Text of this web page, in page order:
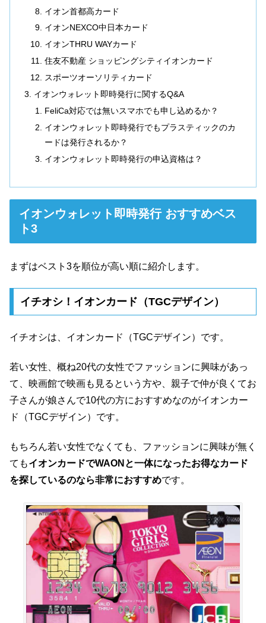
イオン首都高カード
イオンNEXCO中日本カード
イオンTHRU WAYカード
住友不動産 ショッピングシティイオンカード
スポーツオーソリティカード
イオンウォレット即時発行に関するQ&A
FeliCa対応では無いスマホでも申し込めるか？
イオンウォレット即時発行でもプラスティックのカ
ードは発行されるか？
イオンウォレット即時発行の申込資格は？
イオンウォレット即時発行 おすすめベス
ト3
まずはベスト3を順位が高い順に紹介します。
イチオシ！イオンカード（TGCデザイン）
イチオシは、イオンカード（TGCデザイン）です。
若い女性、概ね20代の女性でファッションに興味があっ
て、映画館で映画も見るという方や、親子で仲が良くてお
子さんが娘さんで10代の方におすすめなのがイオンカー
ド（TGCデザイン）です。
もちろん若い女性でなくても、ファッションに興味が無く
てもイオンカードでWAONと一体になったお得なカード
を探しているのなら非常におすすめです。